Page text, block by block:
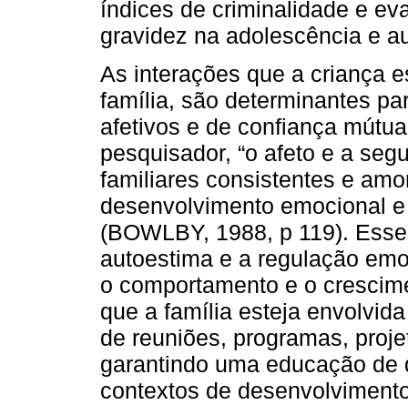
índices de criminalidade e
gravidez na adolescência e
As interações que a criança
família, são determinantes
afetivos e de confiança
pesquisador, “o afeto e a
familiares consistentes e
desenvolvimento emocional
(BOWLBY, 1988, p 119).
autoestima e a regulação
o comportamento e o
que a família esteja
de reuniões, programas,
garantindo uma educação
contextos de